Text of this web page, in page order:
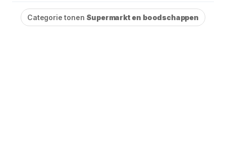
Categorie tonen Supermarkt en boodschappen